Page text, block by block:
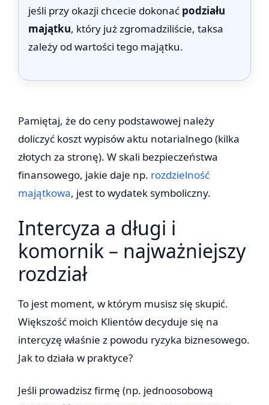
jeśli przy okazji chcecie dokonać podziału
majątku, który już zgromadziliście, taksa
zależy od wartości tego majątku.
Pamiętaj, że do ceny podstawowej należy
doliczyć koszt wypisów aktu notarialnego (kilka
złotych za stronę). W skali bezpieczeństwa
finansowego, jakie daje np. rozdzielność
majątkowa, jest to wydatek symboliczny.
Intercyza a długi i
komornik – najważniejszy
rozdział
To jest moment, w którym musisz się skupić.
Większość moich Klientów decyduje się na
intercyzę właśnie z powodu ryzyka biznesowego.
Jak to działa w praktyce?
Jeśli prowadzisz firmę (np. jednoosobową